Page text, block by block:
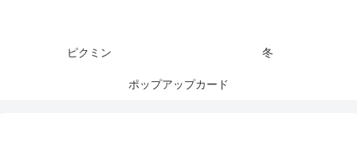
ピクミン 冬
ポップアップカード